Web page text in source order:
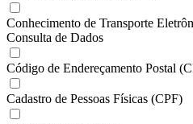
Conhecimento de Transporte
Consulta de Dados
Código de Endereçamento Postal
Cadastro de Pessoas Físicas (CPF)